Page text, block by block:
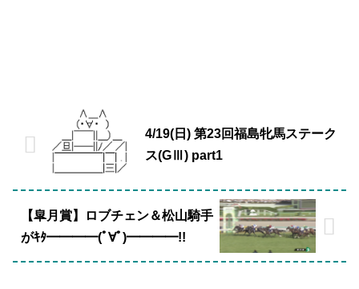
4/19(日) 第23回福島牝馬ステーク
ス(GⅢ) part1
【皐月賞】ロブチェン＆松山騎手
がｷﾀ━━━━(ﾟ∀ﾟ)━━━━!!